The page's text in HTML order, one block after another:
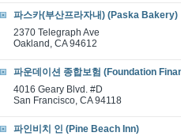
파스카(부산프라자내) (Paska Bakery)
2370 Telegraph Ave
Oakland, CA 94612
파운데이션 종합보험 (Foundation
4016 Geary Blvd. #D
San Francisco, CA 94118
파인비치 인 (Pine Beach Inn)